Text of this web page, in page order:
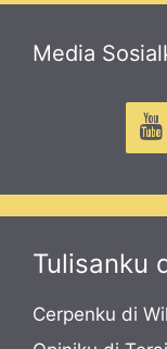
Media
Tulisanku
Cerpenku di